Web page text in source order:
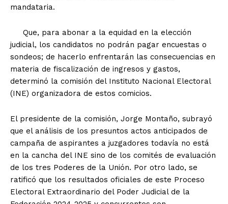
mandataria.
Que, para abonar a la equidad en la elección
judicial, los candidatos no podrán pagar encuestas o
sondeos; de hacerlo enfrentarán las consecuencias en
materia de fiscalización de ingresos y gastos,
determinó la comisión del Instituto Nacional Electoral
(INE) organizadora de estos comicios.
El presidente de la comisión, Jorge Montaño, subrayó
que el análisis de los presuntos actos anticipados de
campaña de aspirantes a juzgadores todavía no está
en la cancha del INE sino de los comités de evaluación
de los tres Poderes de la Unión. Por otro lado, se
ratificó que los resultados oficiales de este Proceso
Electoral Extraordinario del Poder Judicial de la